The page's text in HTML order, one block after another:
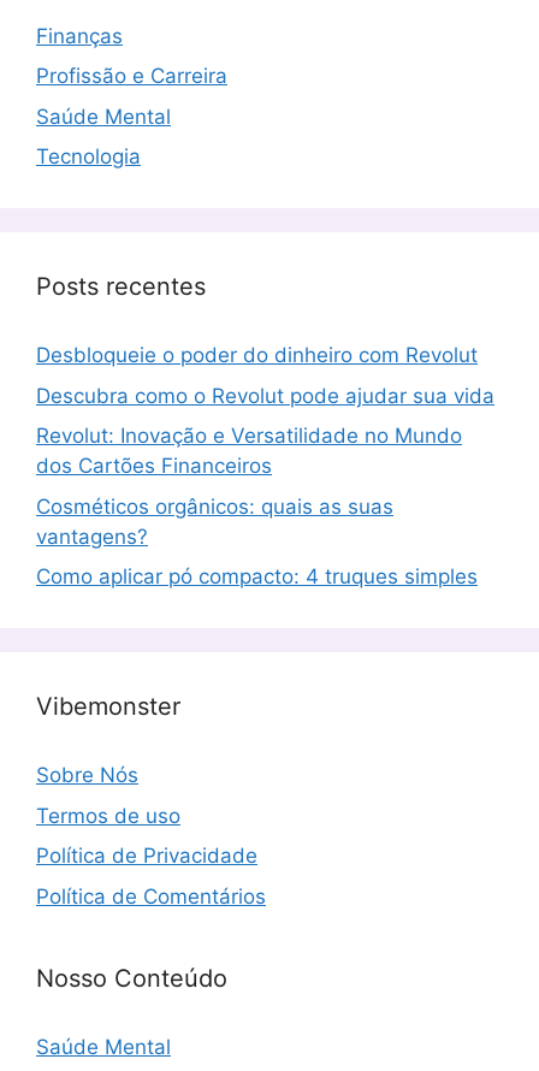
Finanças
Profissão e Carreira
Saúde Mental
Tecnologia
Posts recentes
Desbloqueie o poder do dinheiro com Revolut
Descubra como o Revolut pode ajudar sua vida
Revolut: Inovação e Versatilidade no Mundo
dos Cartões Financeiros
Cosméticos orgânicos: quais as suas
vantagens?
Como aplicar pó compacto: 4 truques simples
Vibemonster
Sobre Nós
Termos de uso
Política de Privacidade
Política de Comentários
Nosso Conteúdo
Saúde Mental